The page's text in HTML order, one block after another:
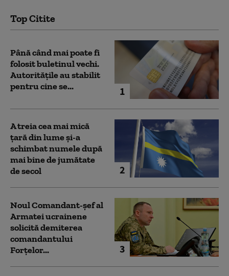
Top Citite
1
Până când mai poate fi
folosit buletinul vechi.
Autoritățile au stabilit
pentru cine se...
2
A treia cea mai mică
țară din lume și-a
schimbat numele după
mai bine de jumătate
de secol
3
Noul Comandant-șef al
Armatei ucrainene
solicită demiterea
comandantului
Forțelor...